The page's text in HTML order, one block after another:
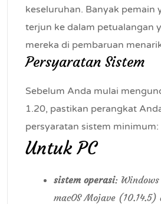
keseluruhan. Banyak pemain
terjun ke dalam petualangan
mereka di pembaruan
Persyaratan Sistem
Sebelum Anda mulai
1.20, pastikan perangkat
persyaratan sistem minimum:
Untuk PC
sistem operasi:
macOS Mojave